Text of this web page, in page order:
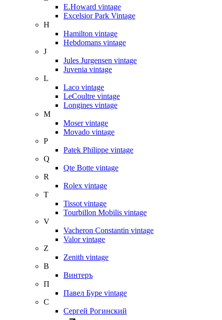
E.Howard vintage
Excelsior Park Vintage
H
Hamilton vintage
Hebdomans vintage
J
Jules Jurgensen vintage
Juvenia vintage
L
Laco vintage
LeCoultre vintage
Longines vintage
M
Moser vintage
Movado vintage
P
Patek Philippe vintage
Q
Qte Botte vintage
R
Rolex vintage
T
Tissot vintage
Tourbillon Mobilis vintage
V
Vacheron Constantin vintage
Valor vintage
Z
Zenith vintage
В
Винтеръ
П
Павел Буре vintage
С
Сергей Рогинский